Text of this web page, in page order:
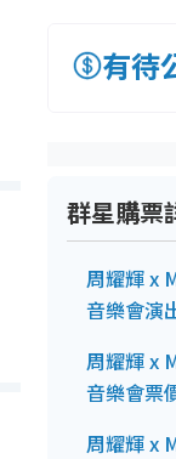
有待
群星購票
周耀輝 x
音樂會演
周耀輝 x
音樂會票
周耀輝 x